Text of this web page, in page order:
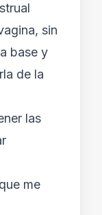
sin
base y
de la
las
me